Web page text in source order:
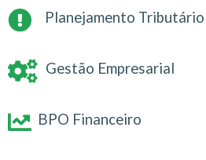
Planejamento Tributário
Gestão Empresarial
BPO Financeiro